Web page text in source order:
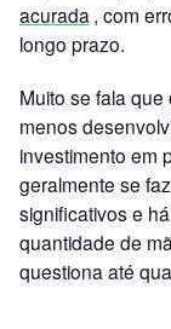
acurada , com
longo prazo.
Muito se fala
menos
investimento em
geralmente se
significativos e
quantidade de
questiona até